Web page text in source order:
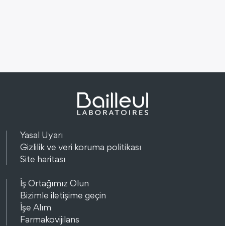
Yasal Uyarı
Gizlilik ve veri koruma politikası
Site haritası
İş Ortağımız Olun
Bizimle iletişime geçin
İşe Alım
Farmakovijilans